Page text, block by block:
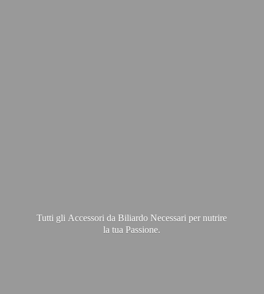
Tutti gli Accessori da Biliardo Necessari per nutrire
latua Passione.